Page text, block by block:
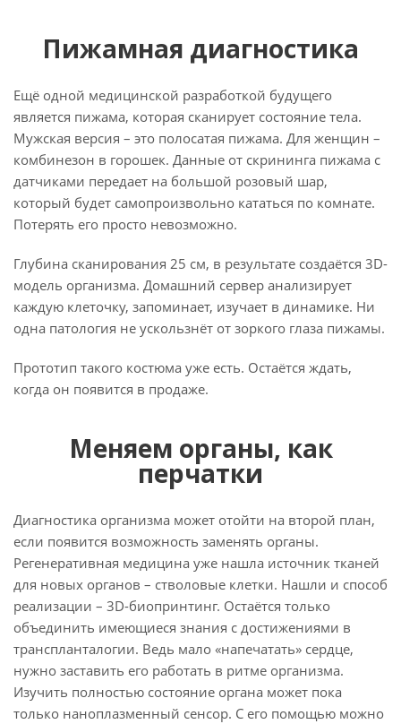
Пижамная диагностика
Ещё одной медицинской разработкой будущего
является пижама, которая сканирует состояние тела.
Мужская версия – это полосатая пижама. Для женщин –
комбинезон в горошек. Данные от скрининга пижама с
датчиками передает на большой розовый шар,
который будет самопроизвольно кататься по комнате.
Потерять его просто невозможно.
Глубина сканирования 25 см, в результате создаётся 3D-
модель организма. Домашний сервер анализирует
каждую клеточку, запоминает, изучает в динамике. Ни
одна патология не ускользнёт от зоркого глаза пижамы.
Прототип такого костюма уже есть. Остаётся ждать,
когда он появится в продаже.
Меняем органы, как
перчатки
Диагностика организма может отойти на второй план,
если появится возможность заменять органы.
Регенеративная медицина уже нашла источник тканей
для новых органов – стволовые клетки. Нашли и способ
реализации – 3D-биопринтинг. Остаётся только
объединить имеющиеся знания с достижениями в
транспланталогии. Ведь мало «напечатать» сердце,
нужно заставить его работать в ритме организма.
Изучить полностью состояние органа может пока
только наноплазменный сенсор. С его помощью можно